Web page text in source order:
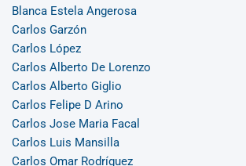
Blanca Estela Angerosa
Carlos Garzón
Carlos López
Carlos Alberto De Lorenzo
Carlos Alberto Giglio
Carlos Felipe D Arino
Carlos Jose Maria Facal
Carlos Luis Mansilla
Carlos Omar Rodríguez